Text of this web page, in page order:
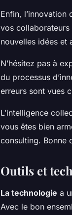
Enfin,
vos collaborateurs
nouvelles idées et
N’hésitez pas à
du processus
erreurs sont vues
L’intelligence
vous êtes bien
consulting. Bonne
Outils et
La technologie a
Avec le bon